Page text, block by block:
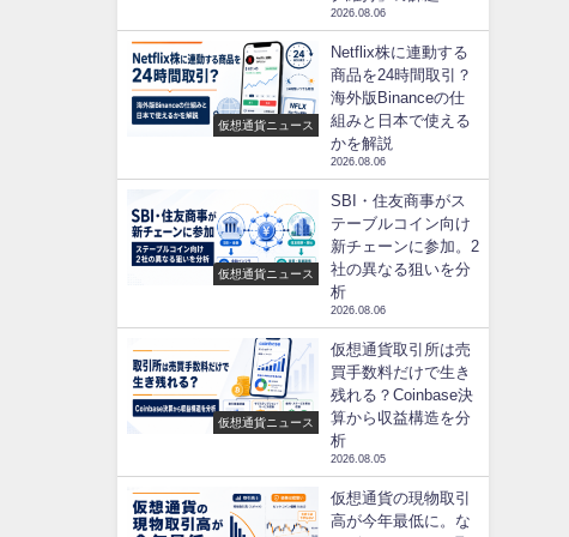
2026.08.06
仮想通貨ニュース
Netflix株に連動する
商品を24時間取引？
海外版Binanceの仕
組みと日本で使える
かを解説
2026.08.06
仮想通貨ニュース
SBI・住友商事がス
テーブルコイン向け
新チェーンに参加。2
社の異なる狙いを分
析
2026.08.06
仮想通貨ニュース
仮想通貨取引所は売
買手数料だけで生き
残れる？Coinbase決
算から収益構造を分
析
2026.08.05
仮想通貨の現物取引
高が今年最低に。な